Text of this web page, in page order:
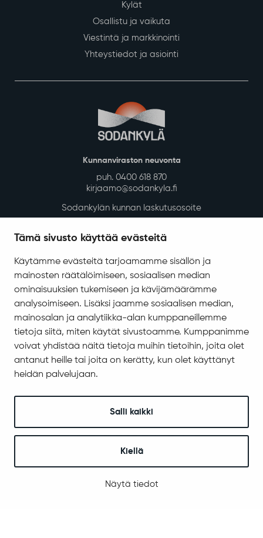
Tämä sivusto käyttää evästeitä
Käytämme evästeitä tarjoamamme sisällön ja
mainosten räätälöimiseen, sosiaalisen median
ominaisuuksien tukemiseen ja kävijämäärämme
analysoimiseen. Lisäksi jaamme sosiaalisen median,
mainosalan ja analytiikka-alan kumppaneillemme
tietoja siitä, miten käytät sivustoamme. Kumppanimme
voivat yhdistää näitä tietoja muihin tietoihin, joita olet
antanut heille tai joita on kerätty, kun olet käyttänyt
heidän palvelujaan.
Salli kaikki
Kiellä
Näytä tiedot
Kylät
Osallistu ja vaikuta
Viestintä ja markkinointi
Yhteystiedot ja asiointi
Kunnanviraston neuvonta
puh. 0400 618 870
kirjaamo@sodankyla.fi
Sodankylän kunnan laskutusosoite
Asiakirjajulkisuuskuvaus
Evästeiden hallinta
Yhteystiedot
Jäämerentie 1, 99601 Sodankylä
Kaikki yhteystiedot
Henkilökunnan intranet
Seuraa meitä